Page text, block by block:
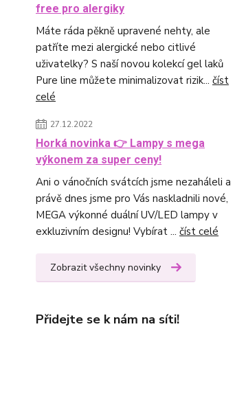
free pro alergiky
Máte ráda pěkně upravené nehty, ale
patříte mezi alergické nebo citlivé
uživatelky? S naší novou kolekcí gel laků
Pure line můžete minimalizovat rizik... číst
celé
27.12.2022
Horká novinka 👉 Lampy s mega
výkonem za super ceny!
Ani o vánočních svátcích jsme nezaháleli a
právě dnes jsme pro Vás naskladnili nové,
MEGA výkonné duální UV/LED lampy v
exkluzivním designu! Vybírat ... číst celé
Zobrazit všechny novinky
Přidejte se k nám na síti!